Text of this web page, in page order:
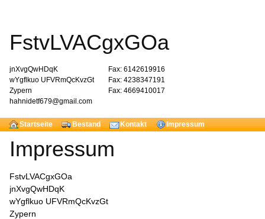
FstvLVACgxGOa
jnXvgQwHDqK
wYgflkuo UFVRmQcKvzGt
Zypern
hahnidetf679@gmail.com
Fax: 6142619916
Fax: 4238347191
Fax: 4669410017
Startseite Bestand Kontakt Impressum
Impressum
FstvLVACgxGOa
jnXvgQwHDqK
wYgflkuo UFVRmQcKvzGt
Zypern